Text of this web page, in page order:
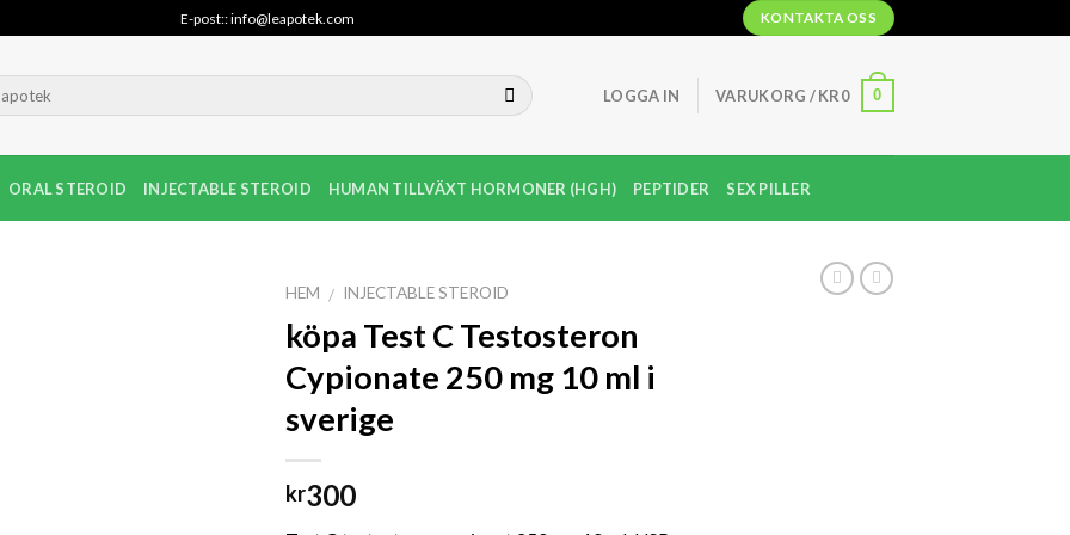
E-post:: info@leapotek.com KONTAKTA OSS
LOGGA IN VARUKORG /KR0 0
ORAL STEROID INJECTABLE STEROID HUMAN TILLVÄXT HORMONER (HGH) PEPTIDER SEX PILLER
HEM / INJECTABLE STEROID
köpa Test C Testosteron
Cypionate 250 mg 10 ml i
sverige
kr300